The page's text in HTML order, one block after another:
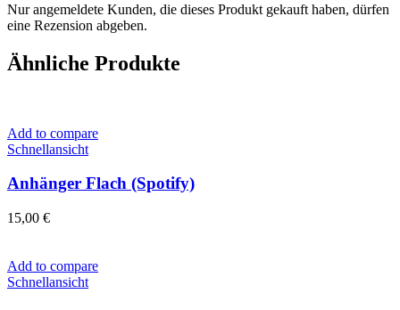
Nur angemeldete Kunden, die dieses Produkt gekauft haben, dürfen
eine Rezension abgeben.
Ähnliche Produkte
Add to compare
Schnellansicht
Anhänger Flach (Spotify)
15,00 €
Add to compare
Schnellansicht